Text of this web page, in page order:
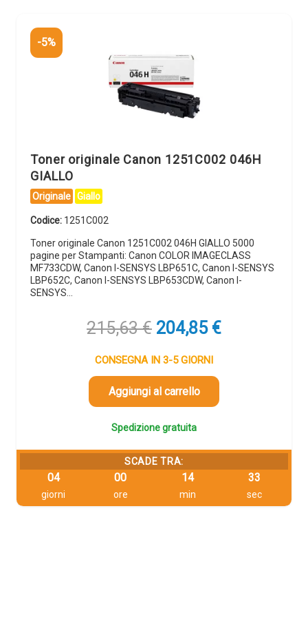
-5%
Toner originale Canon 1251C002 046H
GIALLO
Originale Giallo
Codice: 1251C002
Toner originale Canon 1251C002 046H GIALLO 5000
pagine per Stampanti: Canon COLOR IMAGECLASS
MF733CDW, Canon I-SENSYS LBP651C, Canon I-SENSYS
LBP652C, Canon I-SENSYS LBP653CDW, Canon I-
SENSYS…
215,63€ Il
originale
era:
215,63 €.
204,85 €Il
CONSEGNA IN 3-5 GIORNI
Aggiungi al carrello
Spedizione gratuita
SCADE TRA:
04
giorni
00
ore
14
min
32
sec